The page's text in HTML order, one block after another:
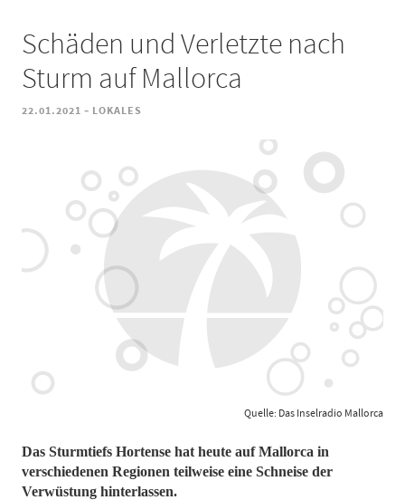
Schäden und Verletzte nach
Sturm auf Mallorca
22.01.2021 - LOKALES
Quelle: Das Inselradio Mallorca
Das Sturmtiefs Hortense hat heute auf Mallorca in
verschiedenen Regionen teilweise eine Schneise der
Verwüstung hinterlassen.